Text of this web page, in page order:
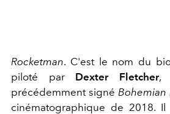
Rocketman. C'est le nom du
piloté par Dexter Fletcher,
précédemment signé Bohemian
cinématographique de 2018.